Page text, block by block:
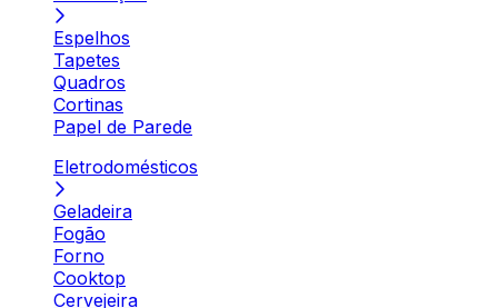
Espelhos
Tapetes
Quadros
Cortinas
Papel de Parede
Eletrodomésticos
Geladeira
Fogão
Forno
Cooktop
Cervejeira